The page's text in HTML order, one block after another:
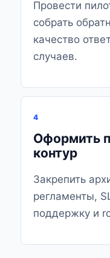
Провести
собрать
качество
случаев.
4
Оформить
контур
Закрепить
регламенты,
поддержку и